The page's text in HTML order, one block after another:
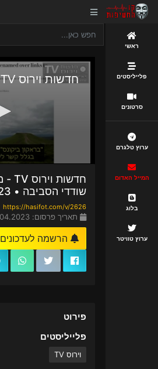
ראשי
פלייליסטים
סרטונים
ערוץ טלגרם
המייל האדום
בלוג
ערוץ טוויטר
שודדי הסביבה • 30-04-2023
https://hasifot.com/v/2626
תאריך פרסום: 30.04.2023 20:02
הרשמה לעדכונים
פירוט
פלייליסטים
וירוס TV